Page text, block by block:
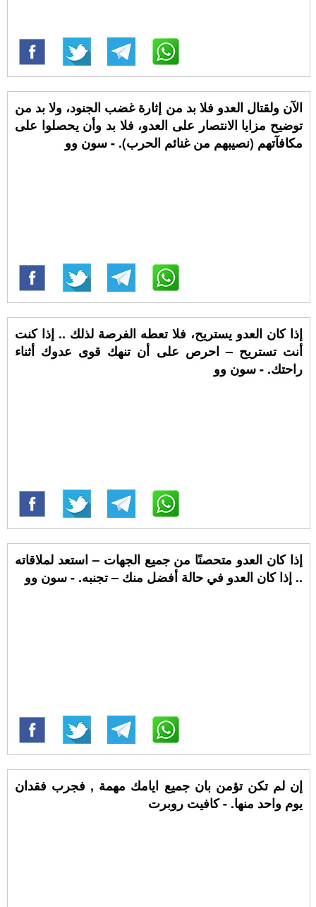
الآن ولقتال العدو فلا بد من إثارة غضب الجنود، ولا بد من
توضيح مزايا الانتصار على العدو، فلا بد وأن يحصلوا على
مكافآتهم (نصيبهم من غنائم الحرب). - سون وو
إذا كان العدو يستريح، فلا تعطه الفرصة لذلك .. إذا كنت
أنت تستريح – احرص على أن تنهك قوى عدوك أثناء
راحتك. - سون وو
إذا كان العدو متحصنًا من جميع الجهات – استعد لملاقاته
.. إذا كان العدو في حالة أفضل منك – تجنبه. - سون وو
إن لم تكن تؤمن بان جميع ايامك مهمة , فجرب فقدان
يوم واحد منها. - كافيت روبرت